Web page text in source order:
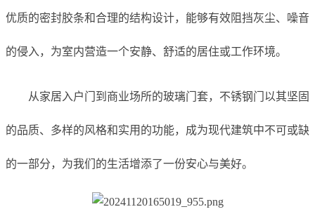
优质的密封胶条和合理的结构设计，能够有效阻挡灰尘、噪音
的侵入，为室内营造一个安静、舒适的居住或工作环境。
从家居入户门到商业场所的玻璃门套，不锈钢门以其坚固
的品质、多样的风格和实用的功能，成为现代建筑中不可或缺
的一部分，为我们的生活增添了一份安心与美好。